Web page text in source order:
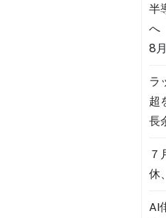
半
へ
8
ラ
超
長
７
休
AI